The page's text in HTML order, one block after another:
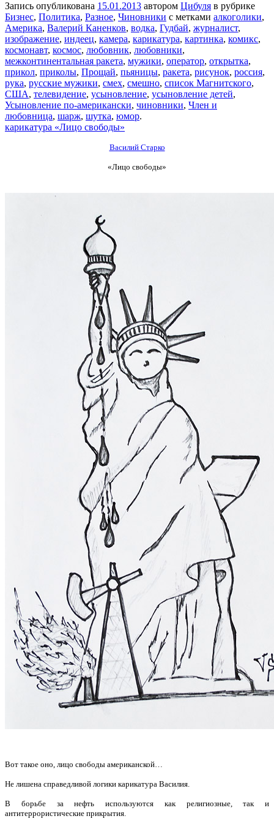
Запись опубликована 15.01.2013 автором Цибуля в рубрике
Бизнес, Политика, Разное, Чиновники с метками алкоголики,
Америка, Валерий Каненков, водка, Гудбай, журналист,
изображение, индеец, камера, карикатура, картинка, комикс,
космонавт, космос, любовник, любовники,
межконтинентальная ракета, мужики, оператор, открытка,
прикол, приколы, Прощай, пьяницы, ракета, рисунок, россия,
рука, русские мужики, смех, смешно, список Магнитского,
США, телевидение, усыновление, усыновление детей,
Усыновление по-американски, чиновники, Член и
любовница, шарж, шутка, юмор.
карикатура «Лицо свободы»
Василий Старко
«Лицо свободы»
Вот такое оно, лицо свободы американской…
Не лишена справедливой логики карикатура Василия.
В борьбе за нефть используются как религиозные, так и
антитеррористические прикрытия.